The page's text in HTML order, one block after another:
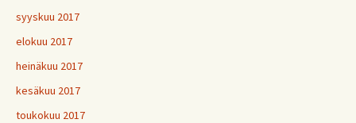
syyskuu 2017
elokuu 2017
heinäkuu 2017
kesäkuu 2017
toukokuu 2017